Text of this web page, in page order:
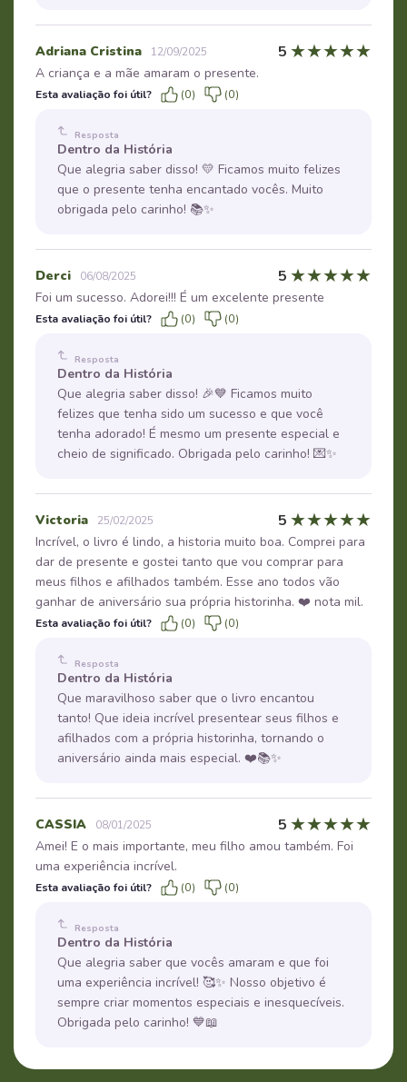
Adriana Cristina 12/09/2025 5 ★★★★★
A criança e a mãe amaram o presente.
Esta avaliação foi útil? (0) (0)
Resposta
Dentro da História
Que alegria saber disso! 💛 Ficamos muito felizes
que o presente tenha encantado vocês. Muito
obrigada pelo carinho! 📚✨
Derci 06/08/2025 5 ★★★★★
Foi um sucesso. Adorei!!! É um excelente presente
Esta avaliação foi útil? (0) (0)
Resposta
Dentro da História
Que alegria saber disso! 🎉💙 Ficamos muito
felizes que tenha sido um sucesso e que você
tenha adorado! É mesmo um presente especial e
cheio de significado. Obrigada pelo carinho! 💌✨
Victoria 25/02/2025 5 ★★★★★
Incrível, o livro é lindo, a historia muito boa. Comprei para
dar de presente e gostei tanto que vou comprar para
meus filhos e afilhados também. Esse ano todos vão
ganhar de aniversário sua própria historinha. ❤️ nota mil.
Esta avaliação foi útil? (0) (0)
Resposta
Dentro da História
Que maravilhoso saber que o livro encantou
tanto! Que ideia incrível presentear seus filhos e
afilhados com a própria historinha, tornando o
aniversário ainda mais especial. ❤️📚✨
CASSIA 08/01/2025 5 ★★★★★
Amei! E o mais importante, meu filho amou também. Foi
uma experiência incrível.
Esta avaliação foi útil? (0) (0)
Resposta
Dentro da História
Que alegria saber que vocês amaram e que foi
uma experiência incrível! 🥰✨ Nosso objetivo é
sempre criar momentos especiais e inesquecíveis.
Obrigada pelo carinho! 💙📖